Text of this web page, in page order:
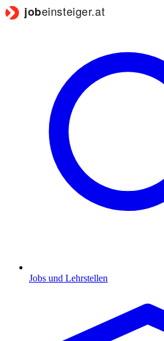
Jobs und Lehrstellen